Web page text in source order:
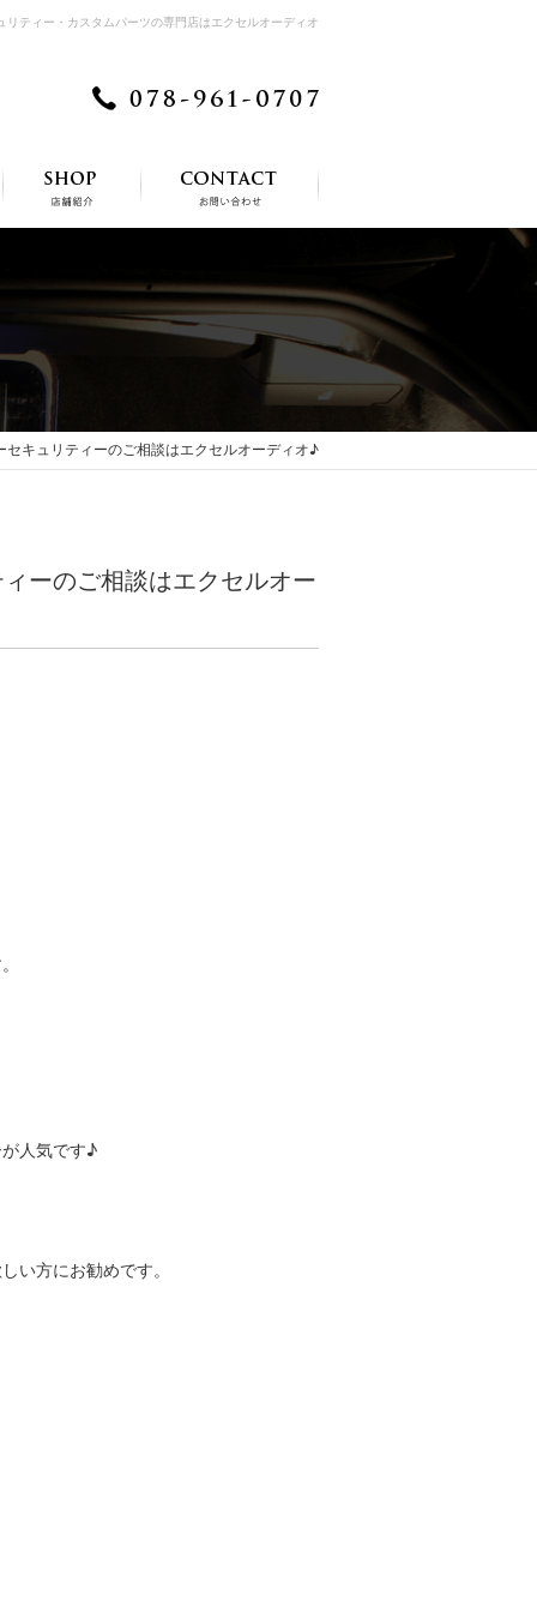
ティー・カスタムパーツの専門店はエクセルオーディオ
ュリティーのご相談はエクセルオーディオ♪
のご相談はエクセルオー
人気です♪
い方にお勧めです。